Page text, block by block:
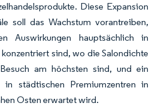
Diese Expansion
soll das Wachstum vorantreiben,
Auswirkungen hauptsächlich in
sind, wo die Salondichte
am höchsten sind, und ein
in städtischen Premiumzentren in
Osten erwartet wird.